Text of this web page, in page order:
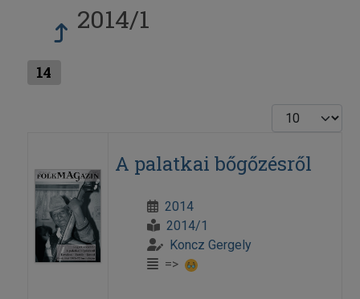
2014/1
14
Display #
A palatkai bőgőzésről
2014
2014/1
Koncz Gergely
=>